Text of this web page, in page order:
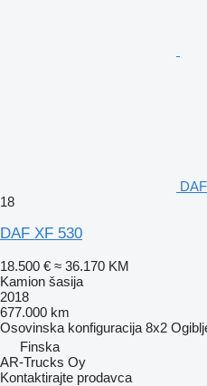
18
DAF XF 530
18.500 € ≈ 36.170 KM
Kamion šasija
2018
677.000 km
Osovinska konfiguracija 8x2
Finska
AR-Trucks Oy
Kontaktirajte prodavca